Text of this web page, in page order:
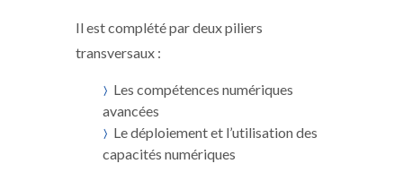
Il est complété par deux piliers
transversaux :
Les compétences numériques
avancées
Le déploiement et l’utilisation des
capacités numériques